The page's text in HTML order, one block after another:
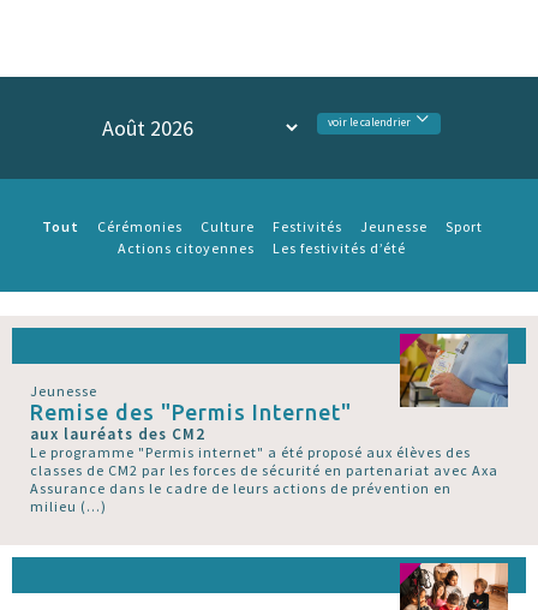
voir le calendrier
Tout Cérémonies Culture Festivités Jeunesse
Sport
Actions citoyennes
Les festivités d’été
Jeunesse
Remise des "Permis Internet"
aux lauréats des CM2
Le programme "Permis internet" a été proposé aux élèves des
classes de CM2 par les forces de sécurité en partenariat avec Axa
Assurance dans le cadre de leurs actions de prévention en
milieu (…)